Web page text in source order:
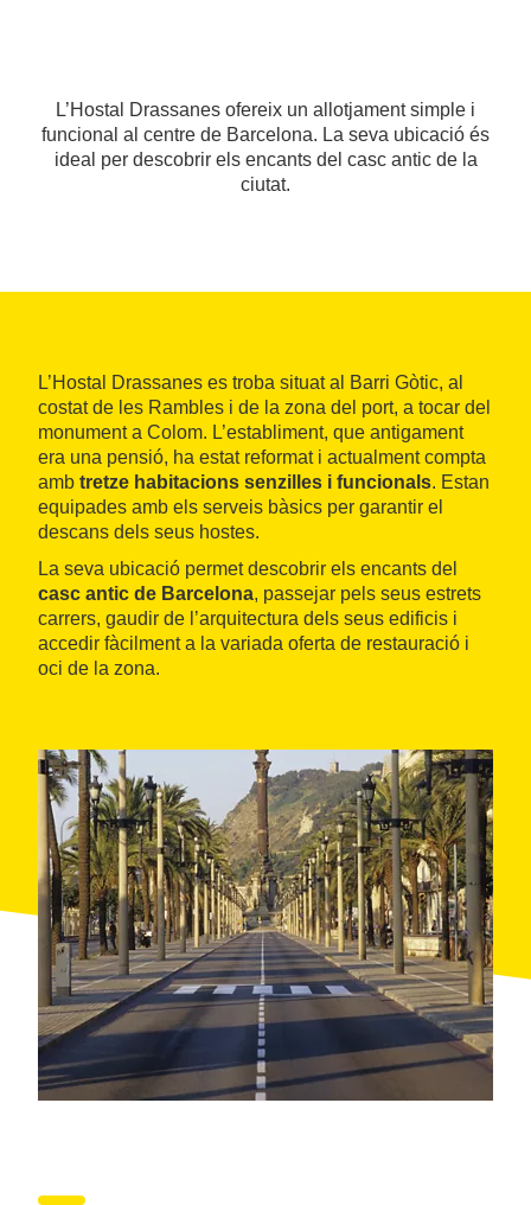
L’Hostal Drassanes ofereix un allotjament simple i
funcional al centre de Barcelona. La seva ubicació és
ideal per descobrir els encants del casc antic de la
ciutat.
L’Hostal Drassanes es troba situat al Barri Gòtic, al
costat de les Rambles i de la zona del port, a tocar del
monument a Colom. L’establiment, que antigament
era una pensió, ha estat reformat i actualment compta
amb tretze habitacions senzilles i funcionals. Estan
equipades amb els serveis bàsics per garantir el
descans dels seus hostes.
La seva ubicació permet descobrir els encants del
casc antic de Barcelona, passejar pels seus estrets
carrers, gaudir de l’arquitectura dels seus edificis i
accedir fàcilment a la variada oferta de restauració i
oci de la zona.